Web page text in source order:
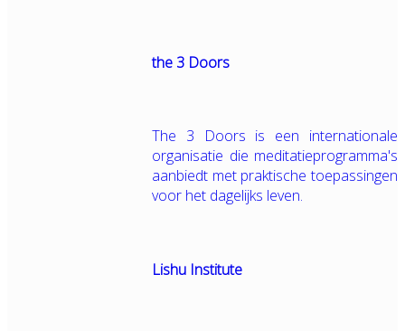
the 3 Doors
The 3 Doors is een internationale
organisatie die meditatieprogramma's
aanbiedt met praktische toepassingen
voor het dagelijks leven.
Lishu Institute